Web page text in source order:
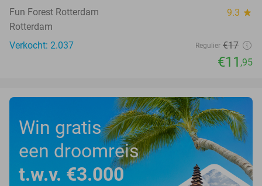
Fun Forest Rotterdam 9.3 star
Rotterdam
Verkocht: 2.037
Regulier €17
€11 ,95
Win gratis
een droomreis
t.w.v. €3.000